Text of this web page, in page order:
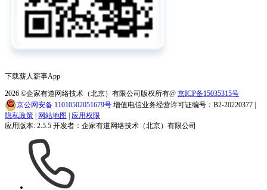
下载薪人薪事App
2026 ©企家有道网络技术（北京）有限公司版权所有@ 京ICP备15035315号
京公网安备 11010502051679号 增值电信业务经营许可证编号：B2-20220377 |
隐私政策 | 网站地图 | 应用权限
应用版本: 2.5.5 开发者：企家有道网络技术（北京）有限公司